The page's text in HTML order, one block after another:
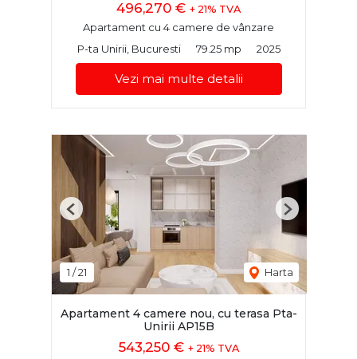
496,270 € + 21% TVA
Apartament cu 4 camere de vânzare
P-ta Unirii, Bucuresti
79.25 mp 2025
Vezi mai multe detalii
1 /21 Harta
Previous Next
Apartament 4 camere nou, cu terasa Pta-
Unirii AP15B
543,250 € + 21% TVA